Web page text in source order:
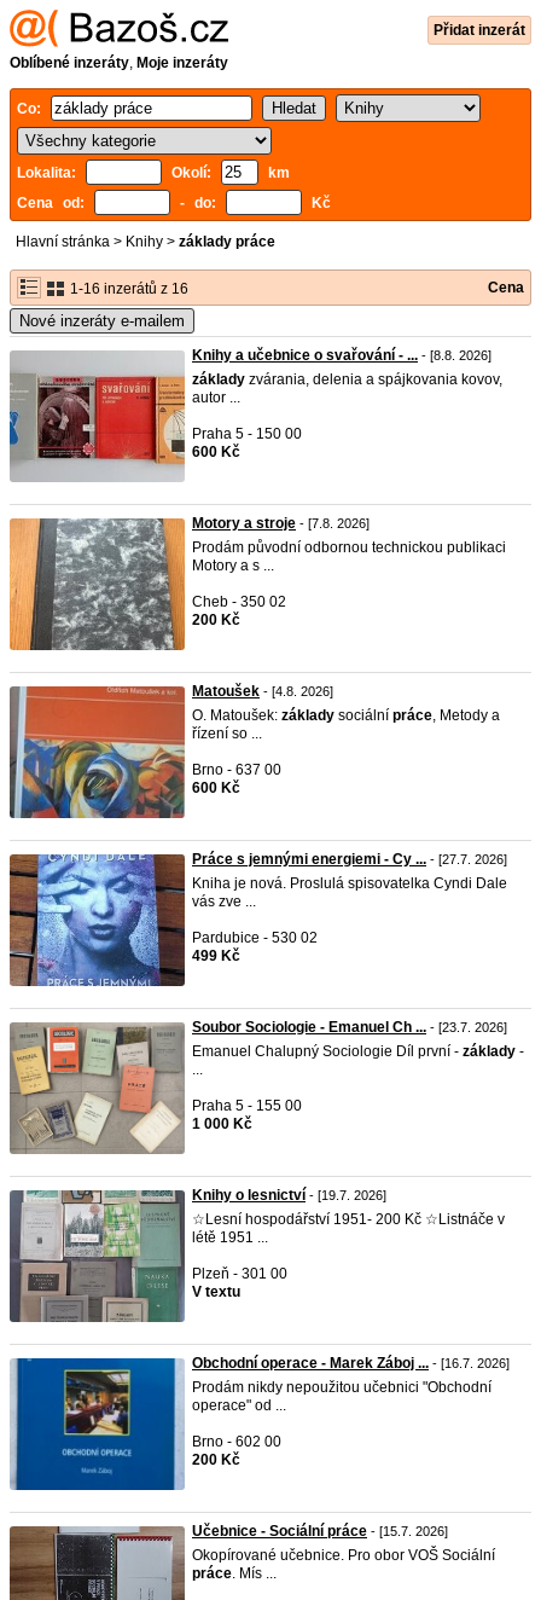
Přidat inzerát
Oblíbené inzeráty, Moje inzeráty
Co:
Lokalita: Okolí:
km
Cena od:
- do: Kč
Hlavní stránka > Knihy > základy práce
1-16 inzerátů z 16 Cena
Nové inzeráty e-mailem
Knihy a učebnice o svařování - ... - [8.8. 2026]
základy zvárania, delenia a spájkovania kovov,
autor ...
Praha 5 - 150 00
600 Kč
Motory a stroje - [7.8. 2026]
Prodám původní odbornou technickou publikaci
Motory a s ...
Cheb - 350 02
200 Kč
Matoušek - [4.8. 2026]
O. Matoušek: základy sociální práce, Metody a
řízení so ...
Brno - 637 00
600 Kč
Práce s jemnými energiemi - Cy ... - [27.7. 2026]
Kniha je nová. Proslulá spisovatelka Cyndi Dale
vás zve ...
Pardubice - 530 02
499 Kč
Soubor Sociologie - Emanuel Ch ... - [23.7. 2026]
Emanuel Chalupný Sociologie Díl první - základy -
...
Praha 5 - 155 00
1 000 Kč
Knihy o lesnictví - [19.7. 2026]
☆Lesní hospodářství 1951- 200 Kč ☆Listnáče v
létě 1951 ...
Plzeň - 301 00
V textu
Obchodní operace - Marek Záboj ... - [16.7. 2026]
Prodám nikdy nepoužitou učebnici "Obchodní
operace" od ...
Brno - 602 00
200 Kč
Učebnice - Sociální práce - [15.7. 2026]
Okopírované učebnice. Pro obor VOŠ Sociální
práce. Mís ...